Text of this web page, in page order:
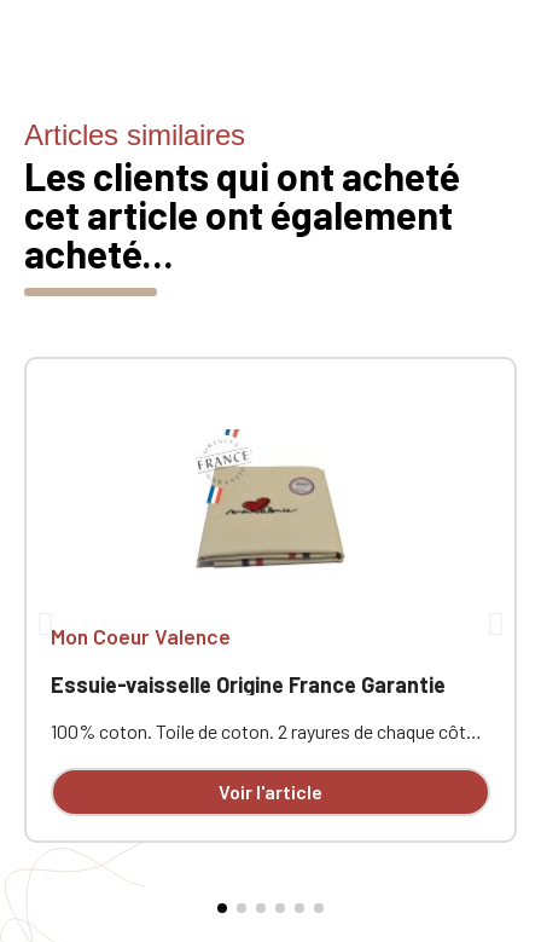
Articles similaires
Les clients qui ont acheté
cet article ont également
acheté...
Mon Coeur Valence
Essuie-vaisselle Origine France Garantie
100% coton. Toile de coton. 2 rayures de chaque côté.
"Origine France Garantie - Produit en Bretagne".
Recommandation pour un essuyage parfait : laissez
température recommandée. Dim : 82 x 48 cmBroderie
1 position
Voir l'article